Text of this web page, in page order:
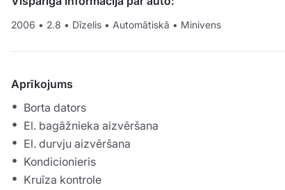
2006 • 2.8 • Dīzelis • Automātiskā • Minivens
Aprīkojums
Borta dators
El. bagāžnieka aizvēršana
El. durvju aizvēršana
Kondicionieris
Kruīza kontrole